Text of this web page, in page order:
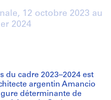
12 octobre 2023 au
2024
du cadre 2023–2024 est
argentin Amancio
déterminante de